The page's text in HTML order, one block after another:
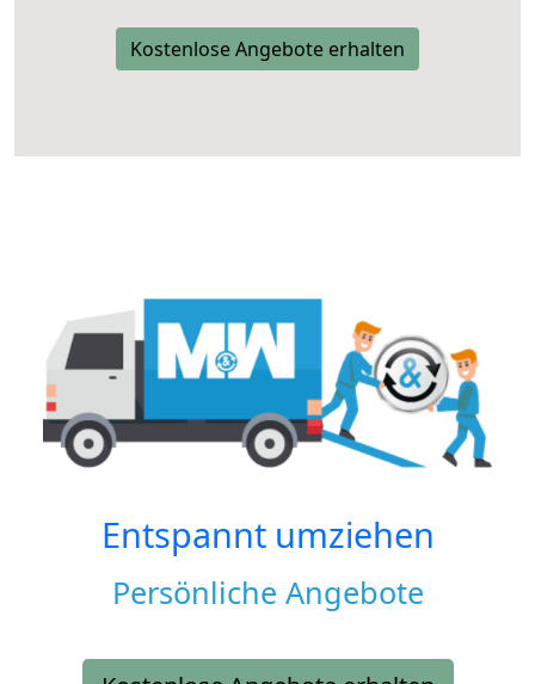
Kostenlose Angebote erhalten
Entspannt umziehen
Persönliche Angebote